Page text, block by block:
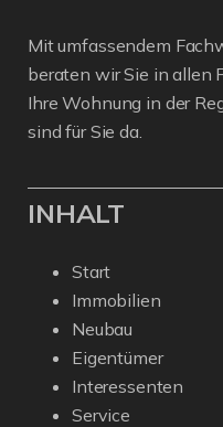
Mit umfassendem
beraten wir Sie in allen
Ihre Wohnung in der
sind für Sie da.
INHALT
Start
Immobilien
Neubau
Eigentümer
Interessenten
Service